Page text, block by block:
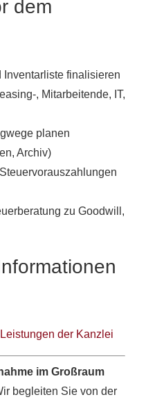
dem
Inventarliste finalisieren
, Mitarbeitende, IT,
planen
Archiv)
zu Goodwill,
der Kanzlei
im Großraum
begleiten Sie von der